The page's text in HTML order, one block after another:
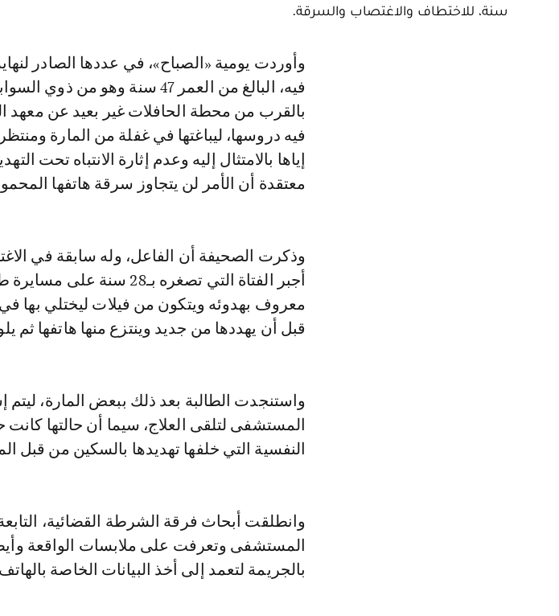
سنة، للاختطاف والاغتصاب والسرقة.
وأوردت يومية «الصباح»، في عددها الصادر لنهاية الأسبوع الجاري، أن المشتبه
فيه، البالغ من العمر 47 سنة
بالقرب من محطة الحافلات غير بعيد عن معهد
فيه دروسها، ليباغتها في غفلة من المارة
إياها بالامتثال إليه وعدم إثارة الانتباه تحت
معتقدة أن الأمر لن يتجاوز سرقة هاتفها
أجبر الفتاة التي تصغره
معروف بهدوئه ويتكون من فيلات ليختلي بها
قبل أن يهددها من جديد وينتزع منها هاتفها ثم
واستنجدت الطالبة بعد ذلك ببعض المارة، ليتم
المستشفى لتلقى العلاج، سيما أن حالتها
النفسية التي خلفها تهديدها بالسكين من قبل
وانطلقت أبحاث فرقة الشرطة القضائية، التابعة
المستشفى وتعرفت على ملابسات الواقعة
بالجريمة لتعمد إلى أخذ البيانات الخاصة